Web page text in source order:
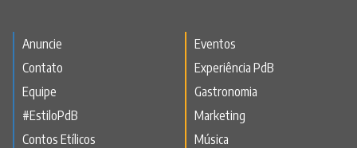
Anuncie
Contato
Equipe
#EstiloPdB
Contos Etílicos
Eventos
Experiência PdB
Gastronomia
Marketing
Música